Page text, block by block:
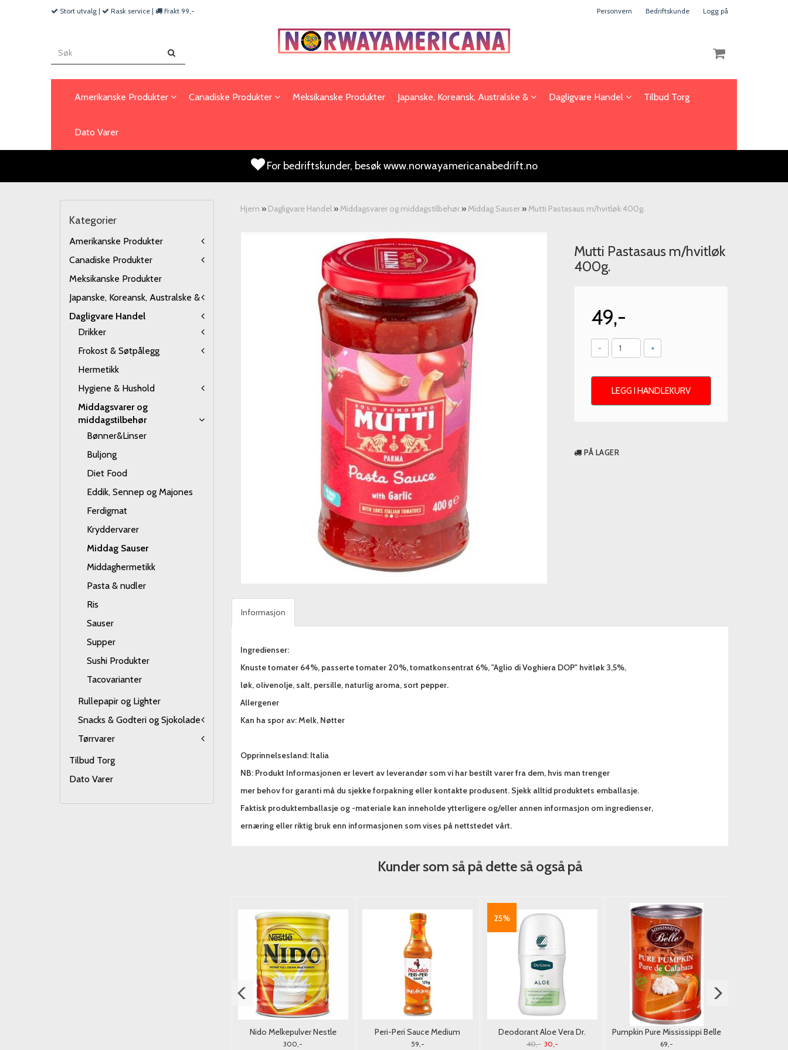
Stort utvalg | Rask service | Frakt 99,- Personvern Bedriftskunde Logg på
Amerikanske Produkter Canadiske Produkter Meksikanske Produkter Japanske, Koreansk, Australske & Dagligvare Handel Tilbud Torg
Dato Varer
For bedriftskunder, besøk www.norwayamericanabedrift.no
Kategorier
Amerikanske Produkter
Canadiske Produkter
Meksikanske Produkter
Japanske, Koreansk, Australske &
Dagligvare Handel
Drikker
Frokost & Søtpålegg
Hermetikk
Hygiene & Hushold
Middagsvarer og
middagstilbehør
Bønner&Linser
Buljong
Diet Food
Eddik, Sennep og Majones
Ferdigmat
Kryddervarer
Middag Sauser
Middaghermetikk
Pasta & nudler
Ris
Sauser
Supper
Sushi Produkter
Tacovarianter
Rullepapir og Lighter
Snacks & Godteri og Sjokolade
Tørrvarer
Tilbud Torg
Dato Varer
Hjem » Dagligvare Handel» Middagsvarer og middagstilbehør» Middag Sauser» Mutti Pastasaus m/hvitløk 400g.
Mutti Pastasaus m/hvitløk
400g.
49,-
- +
LEGG I HANDLEKURV
PÅ LAGER
Informasjon
Ingredienser:
Knuste tomater 64%, passerte tomater 20%, tomatkonsentrat 6%, "Aglio di Voghiera DOP" hvitløk 3,5%,
løk, olivenolje, salt, persille, naturlig aroma, sort pepper.
Allergener
Kan ha spor av: Melk, Nøtter
Opprinnelsesland: Italia
NB: Produkt Informasjonen er levert av leverandør som vi har bestilt varer fra dem, hvis man trenger
mer behov for garanti må du sjekke forpakning eller kontakte produsent. Sjekk alltid produktets emballasje.
Faktisk produktemballasje og -materiale kan inneholde ytterligere og/eller annen informasjon om ingredienser,
ernæring eller riktig bruk enn informasjonen som vises på nettstedet vårt.
Kunder som så på dette så også på
Nido Melkepulver Nestle
900G. (Tørrmelk)
300,-
Peri-Peri Sauce Medium
Nando's 125g.
59,-
25%
Deodorant Aloe Vera Dr.
Greve 50ml.
40,- 30,-
Pumpkin Pure Mississippi Belle
425g. USA
69,-